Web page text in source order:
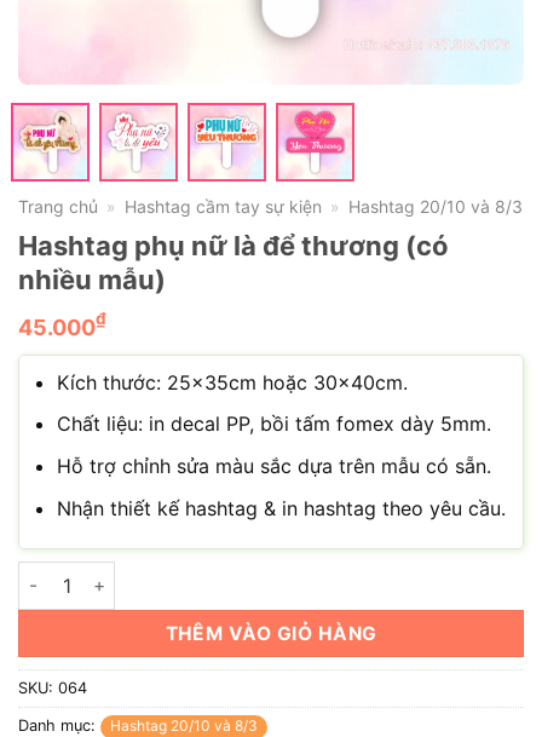
Trang chủ » Hashtag cầm tay sự kiện » Hashtag 20/10 và 8/3
Hashtag phụ nữ là để thương (có
nhiều mẫu)
45.000₫
Kích thước: 25x35cm hoặc 30x40cm.
Chất liệu: in decal PP, bồi tấm fomex dày 5mm.
Hỗ trợ chỉnh sửa màu sắc dựa trên mẫu có sẵn.
Nhận thiết kế hashtag & in hashtag theo yêu cầu.
Hashtag phụ nữ là để thương (có nhiều mẫu) số lượng
THÊM VÀO GIỎ HÀNG
SKU: 064
Danh mục: Hashtag 20/10 và 8/3